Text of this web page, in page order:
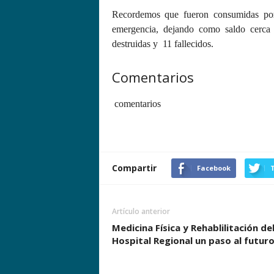
Recordemos que fueron consumidas
emergencia, dejando como saldo
destruidas y 11 fallecidos.
Comentarios
comentarios
Compartir Facebook
Artículo anterior
Medicina Física y Rehablilitación del
Hospital Regional un paso al futuro